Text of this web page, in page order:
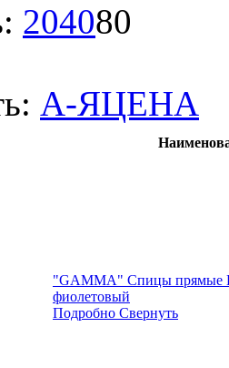
204080
А-ЯЦЕНА
"GAMMA" Спицы прямые
фиолетовый
Подробно Свернуть